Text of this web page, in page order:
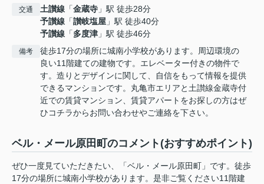
交通 土讃線 「金蔵寺 」駅 徒歩28分
予讃線 「讃岐塩屋 」駅 徒歩40分
予讃線 「多度津 」駅 徒歩46分
備考
徒歩17分の場所に城南小学校があります。周辺環境の
良い11階建ての建物です。エレベーター付きの物件で
す。造りとデザインに関して、自信をもって情報を提供
できるマンションです。丸亀市エリアと土讃線金蔵寺付
近での賃貸マンション、賃貸アパートをお探しの方はぜ
ひコチラからお問い合わせやご連絡を下さい。
ベル・メール原田町のコメント(おすすめポイント)
ぜひ一度見ていただきたい、「ベル・メール原田町」です。徒歩
17分の場所に城南小学校があります。是非ご覧ください11階建